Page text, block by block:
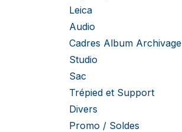
Leica
Audio
Cadres Album Archivage
Studio
Sac
Trépied et Support
Divers
Promo / Soldes